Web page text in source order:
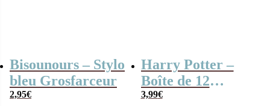
Bisounours – Stylo
bleu Grosfarceur
2,95€
Harry Potter –
Boîte de 12
crayons de
3,99€